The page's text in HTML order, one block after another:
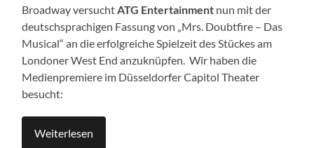
Broadway versuchtATG Entertainment nun mit der
deutschsprachigen Fassung von „Mrs. Doubtfire – Das
Musical“ an die erfolgreiche Spielzeit des Stückes am
Londoner West End anzuknüpfen. Wir haben die
Medienpremiere im Düsseldorfer Capitol Theater
besucht:
Weiterlesen